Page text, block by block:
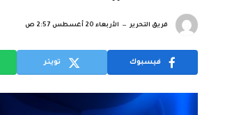
فريق التحرير الأربعاء 20 أغسطس 2:57 ص
فيسبوك تويتر